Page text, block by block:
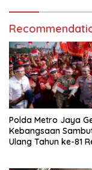
Polda Metro Jaya
Kebangsaan
Ulang Tahun ke-81